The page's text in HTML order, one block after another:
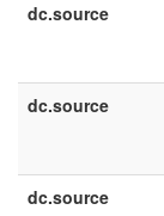
dc.source
dc.source
dc.source